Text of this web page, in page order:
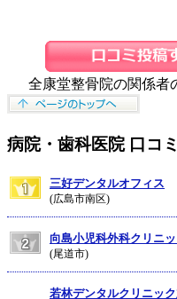
全康堂整骨院の関係者
病院・歯科医院 口コ
三好デンタルオフィス
(広島市南区)
向島小児科外科クリニ
(尾道市)
若林デンタルクリニッ